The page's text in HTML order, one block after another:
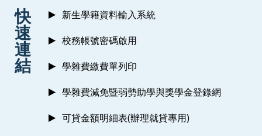
:::
快
速
連
結
新生學籍資料輸入系統
校務帳號密碼啟用
學雜費繳費單列印
學雜費減免暨弱勢助學與獎學金登錄網
可貸金額明細表(辦理就貸專用)